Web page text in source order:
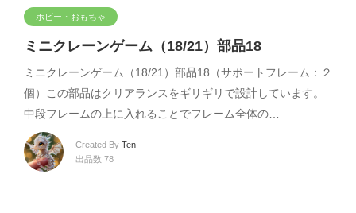
ホビー・おもちゃ
ミニクレーンゲーム（18/21）部品18
ミニクレーンゲーム（18/21）部品18（サポートフレーム：２
個）この部品はクリアランスをギリギリで設計しています。
中段フレームの上に入れることでフレーム全体の…
Created By Ten
出品数 78